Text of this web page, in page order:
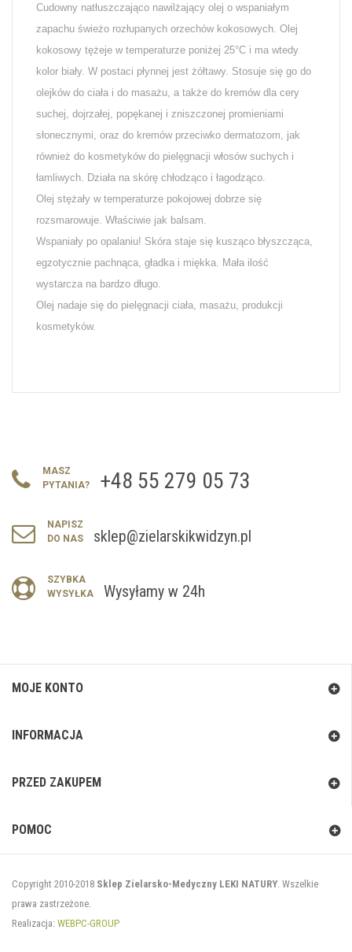
Cudowny natłuszczająco nawilżający olej o wspaniałym
zapachu świeżo rozłupanych orzechów kokosowych. Olej
kokosowy tężeje w temperaturze poniżej 25°C i ma wtedy
kolor biały. W postaci płynnej jest żółtawy. Stosuje się go do
olejków do ciała i do masażu, a także do kremów dla cery
suchej, dojrzałej, popękanej i zniszczonej promieniami
słonecznymi, oraz do kremów przeciwko dermatozom, jak
również do kosmetyków do pielęgnacji włosów suchych i
łamliwych. Działa na skórę chłodząco i łagodząco.
Olej stężały w temperaturze pokojowej dobrze się
rozsmarowuje. Właściwie jak balsam.
Wspaniały po opalaniu! Skóra staje się kusząco błyszcząca,
egzotycznie pachnąca, gładka i miękka. Mała ilość
wystarcza na bardzo długo.
Olej nadaje się do pielęgnacji ciała, masażu, produkcji
kosmetyków.
MASZ
PYTANIA?
+48 55 279 05 73
NAPISZ
DO NAS
sklep@zielarskikwidzyn.pl
SZYBKA
WYSYŁKA
Wysyłamy w 24h
MOJE KONTO
INFORMACJA
PRZED ZAKUPEM
POMOC
Copyright 2010-2018 Sklep Zielarsko-Medyczny LEKI NATURY . Wszelkie
prawa zastrzeżone.
Realizacja: WEBPC-GROUP